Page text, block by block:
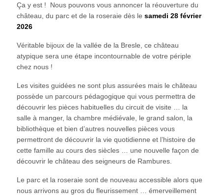
Ça y est ! Nous pouvons vous annoncer la réouverture du
château, du parc et de la roseraie dès le samedi 28 février
2026
Véritable bijoux de la vallée de la Bresle, ce château
atypique sera une étape incontournable de votre périple
chez nous !
Les visites guidées ne sont plus assurées mais le château
possède un parcours pédagogique qui vous permettra de
découvrir les pièces habituelles du circuit de visite … la
salle à manger, la chambre médiévale, le grand salon, la
bibliothèque et bien d’autres nouvelles pièces vous
permettront de découvrir la vie quotidienne et l’histoire de
cette famille au cours des siècles … une nouvelle façon de
découvrir le château des seigneurs de Rambures.
Le parc et la roseraie sont de nouveau accessible alors que
nous arrivons au gros du fleurissement … émerveillement